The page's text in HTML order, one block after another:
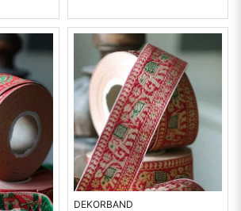
DEKORBAND